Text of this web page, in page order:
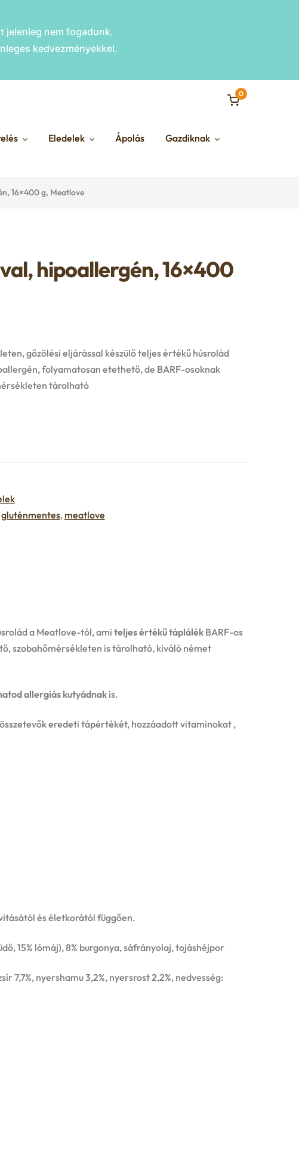
jelenleg nem fogadunk.
kedvezményekkel.
0
Eledelek Ápolás Gazdiknak
16×400 g, Meatlove
hipoallergén, 16×400
gőzölési eljárással készülő teljes értékű húsrolád
folyamatosan etethető, de BARF-osoknak
tárolható
gluténmentes, meatlove
a Meatlove-tól, amiteljes értékű táplálékBARF-os
szobahőmérsékleten is tárolható, kiváló német
allergiás kutyádnakis.
eredeti tápértékét, hozzáadott vitaminokat ,
és életkorától függően.
15% lómáj), 8% burgonya, sáfrányolaj, tojáshéjpor
7,7%, nyershamu 3,2%, nyersrost 2,2%, nedvesség: